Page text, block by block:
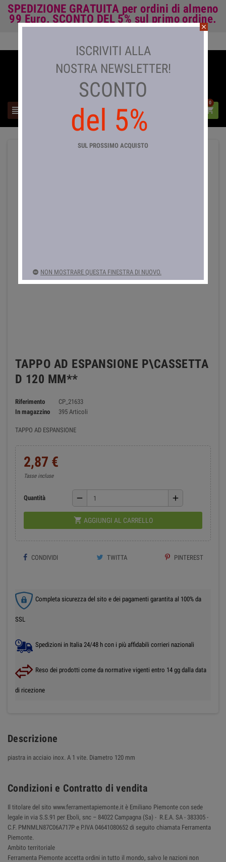
SPEDIZIONE GRATUITA per ordini di almeno
99 Euro. SCONTO DEL 5% sul primo ordine.
 
0
TAPPO AD ESPANSIONE P\CASSETTA
D 120 MM**
Riferimento
CP_21633
In magazzino
395 Articoli
TAPPO AD ESPANSIONE
2,87 €
Tasse incluse
Quantità remove add
 AGGIUNGI AL CARRELLO
CONDIVIDI TWITTA PINTEREST
Completa sicurezza del sito e dei pagamenti garantita al 100% da
SSL
Spedizioni in Italia 24/48 h con i più affidabili corrieri nazionali
Reso dei prodotti come da normative vigenti entro 14 gg dalla data
di ricezione
Descrizione
piastra in acciaio inox. A 1 vite. Diametro 120 mm
Condizioni e Contratto di vendita
Il titolare del sito www.ferramentapiemonte.it è Emiliano Piemonte con sede
legale in via S.S.91 per Eboli, snc – 84022 Campagna (Sa) - R.E.A. SA - 383305 -
C.F. PMNMLN87C06A717P e P.IVA 04641080652 di seguito chiamata Ferramenta
Piemonte.
Ambito territoriale
Ferramenta Piemonte accetta ordini in tutto il mondo, salvo le nazioni non
close
ISCRIVITI ALLA
NOSTRA NEWSLETTER!
SCONTO
del 5%
SUL PROSSIMO ACQUISTO
NON MOSTRARE QUESTA FINESTRA DI NUOVO.